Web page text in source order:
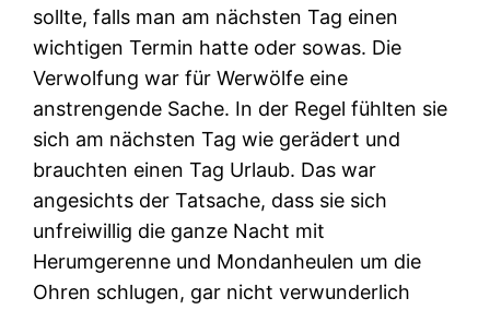
sollte, falls man am nächsten Tag einen
wichtigen Termin hatte oder sowas. Die
Verwolfung war für Werwölfe eine
anstrengende Sache. In der Regel fühlten sie
sich am nächsten Tag wie gerädert und
brauchten einen Tag Urlaub. Das war
angesichts der Tatsache, dass sie sich
unfreiwillig die ganze Nacht mit
Herumgerenne und Mondanheulen um die
Ohren schlugen, gar nicht verwunderlich